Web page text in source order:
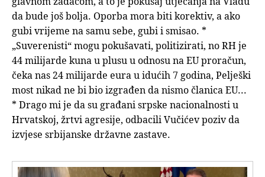
da bude još bolja. Oporba mora biti korektiv, a ako
gubi vrijeme na samu sebe, gubi i smisao. *
„Suverenisti“ mogu pokušavati, politizirati, no RH je
44 milijarde kuna u plusu u odnosu na EU proračun,
čeka nas 24 milijarde eura u idućih 7 godina, Pelješki
most nikad ne bi bio izgrađen da nismo članica EU...
* Drago mi je da su građani srpske nacionalnosti u
Hrvatskoj, žrtvi agresije, odbacili Vučićev poziv da
izvjese srbijanske državne zastave.